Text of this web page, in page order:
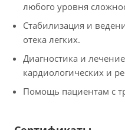
любого уровня
Стабилизация и
отека легких.
Диагностика и
кардиологических и
Помощь пациентам с